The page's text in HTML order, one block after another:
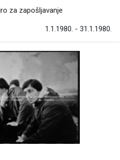
za zapošljavanje
1.1.1980. - 31.1.1980.